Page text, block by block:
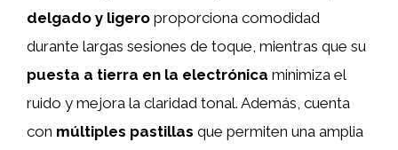
delgado y ligero proporciona comodidad
durante largas sesiones de toque, mientras que su
puesta a tierra en la electrónica minimiza el
ruido y mejora la claridad tonal. Además, cuenta
con múltiples pastillas que permiten una amplia